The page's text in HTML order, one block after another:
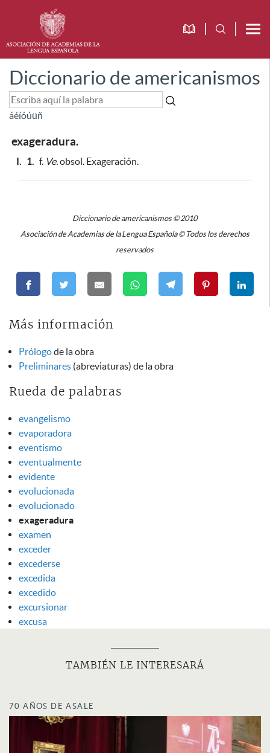
Diccionario de americanismos
áéíóúüñ
exageradura.
I. 1. f. Ve.obsol. Exageración.
Diccionario de americanismos © 2010
Asociación de Academias de la Lengua Española © Todos los derechos
reservados
Más información
Prólogode la obra
Preliminares (abreviaturas) de la obra
Rueda de palabras
evangelismo
evaporadora
eventismo
eventualmente
evidente
evolucionada
evolucionado
exageradura
examen
exceder
excederse
excedida
excedido
excursionar
excusa
TAMBIÉN LE INTERESARÁ
70 AÑOS DE ASALE